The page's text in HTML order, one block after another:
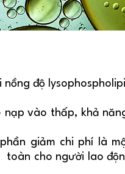
độ
nạp vào thấp, khả
giảm chi phí
là
cho người lao